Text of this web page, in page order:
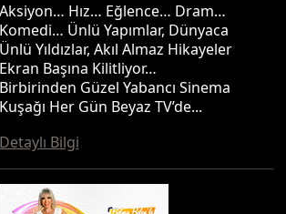
Aksiyon… Hız… Eğlence… Dram…
Komedi… Ünlü Yapımlar, Dünyaca
Ünlü Yıldızlar, Akıl Almaz Hikayeler
Ekran Başına Kilitliyor…
Birbirinden Güzel Yabancı Sinema
Kuşağı Her Gün Beyaz TV’de...
Detaylı Bilgi